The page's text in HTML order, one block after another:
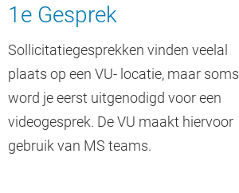
1e Gesprek
Sollicitatiegesprekken vinden veelal
plaats op een VU- locatie, maar soms
word je eerst uitgenodigd voor een
videogesprek. De VU maakt hiervoor
gebruik van MS teams.